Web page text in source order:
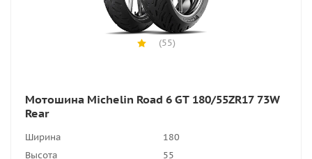
(55)
Мотошина Michelin Road 6 GT 180/55ZR17 73W
Rear
Ширина
180
Высота
55